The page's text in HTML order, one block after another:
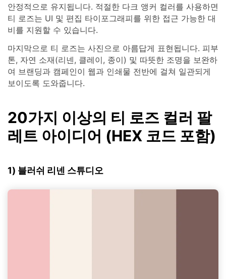
안정적으로 유지됩니다. 적절한 다크 앵커 컬러를 사용하면
티 로즈는 UI 및 편집 타이포그래피를 위한 접근 가능한 대
비를 지원할 수 있습니다.
마지막으로 티 로즈는 사진으로 아름답게 표현됩니다. 피부
톤, 자연 소재(리넨, 클레이, 종이) 및 따뜻한 조명을 보완하
여 브랜딩과 캠페인이 웹과 인쇄물 전반에 걸쳐 일관되게
보이도록 도와줍니다.
20가지 이상의 티 로즈 컬러 팔
레트 아이디어 (HEX 코드 포함)
1) 블러쉬 리넨 스튜디오